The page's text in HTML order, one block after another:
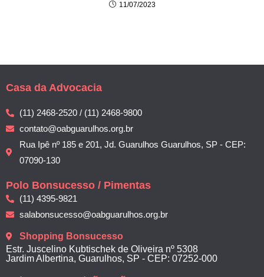
11/07/2023
Casa da Advocacia
(11) 2468-2520 / (11) 2468-9800
contato@oabguarulhos.org.br
Rua Ipê nº 185 e 201, Jd. Guarulhos Guarulhos, SP - CEP:
07090-130
Polo Bonsucesso / Pimentas
(11) 4395-9821
salabonsucesso@oabguarulhos.org.br
Shopping Bonsucesso
Estr. Juscelino Kubtischek de Oliveira nº 5308
Jardim Albertina, Guarulhos, SP - CEP: 07252-000